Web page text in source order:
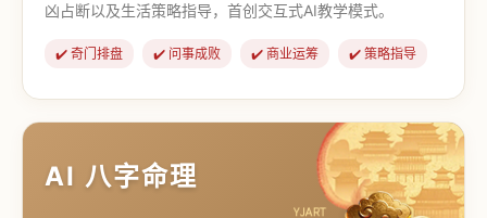
凶占断以及生活策略指导，首创交互式AI教学模式。
✔️ 奇门排盘 ✔️ 问事成败 ✔️ 商业运筹 ✔️ 策略指导
【道家奇门】 【传统奇门】
AI 八字命理